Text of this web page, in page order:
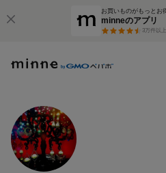
お買いものがもっとお
minneのアプリ
3万件以上